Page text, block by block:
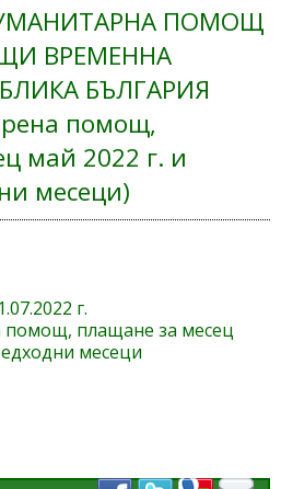
ПОМОЩ
ВРЕМЕННА
БЪЛГАРИЯ
помощ,
май 2022 г. и
месеци)
г.
помощ, плащане за месец
месеци